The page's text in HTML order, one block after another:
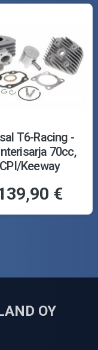
T6-Racing -
70cc,
CPI/Keeway
€
OY